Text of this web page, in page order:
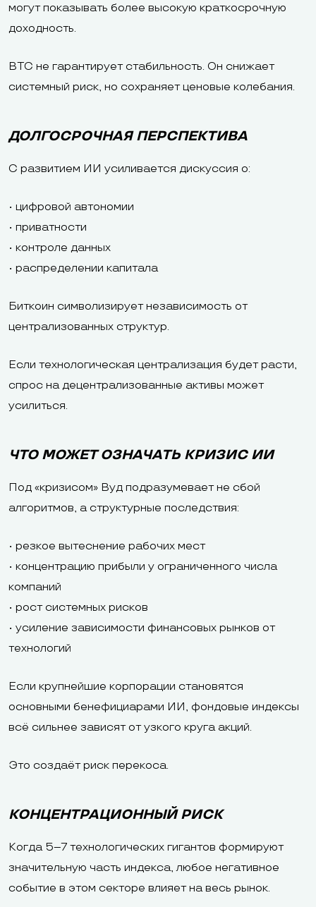
могут показывать более высокую краткосрочную
доходность.
BTC не гарантирует стабильность. Он снижает
системный риск, но сохраняет ценовые колебания.
ДОЛГОСРОЧНАЯ ПЕРСПЕКТИВА
С развитием ИИ усиливается дискуссия о:
• цифровой автономии
• приватности
• контроле данных
• распределении капитала
Биткоин символизирует независимость от
централизованных структур.
Если технологическая централизация будет расти,
спрос на децентрализованные активы может
усилиться.
ЧТО МОЖЕТ ОЗНАЧАТЬ КРИЗИС ИИ
Под «кризисом» Вуд подразумевает не сбой
алгоритмов, а структурные последствия:
• резкое вытеснение рабочих мест
• концентрацию прибыли у ограниченного числа
компаний
• рост системных рисков
• усиление зависимости финансовых рынков от
технологий
Если крупнейшие корпорации становятся
основными бенефициарами ИИ, фондовые индексы
всё сильнее зависят от узкого круга акций.
Это создаёт риск перекоса.
КОНЦЕНТРАЦИОННЫЙ РИСК
Когда 5–7 технологических гигантов формируют
значительную часть индекса, любое негативное
событие в этом секторе влияет на весь рынок.